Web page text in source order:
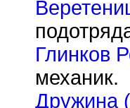
Глинков
механик.
Дружина